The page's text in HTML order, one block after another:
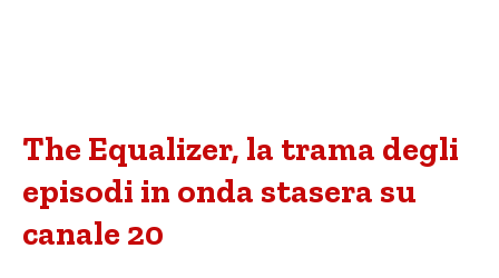
The Equalizer, la trama degli
episodi in onda stasera su
canale 20